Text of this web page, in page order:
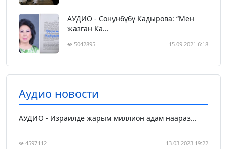
АУДИО - Сонунбүбү Кадырова: “Мен
жазган Ка...
5042895 15.09.2021 6:18
Аудио новости
АУДИО - Израилде жарым миллион адам наараз...
4597112 13.03.2023 19:22